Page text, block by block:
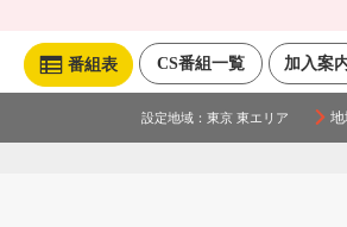
加入案
CS番組一覧
番組表
設定地域： 東京 東エリア 地